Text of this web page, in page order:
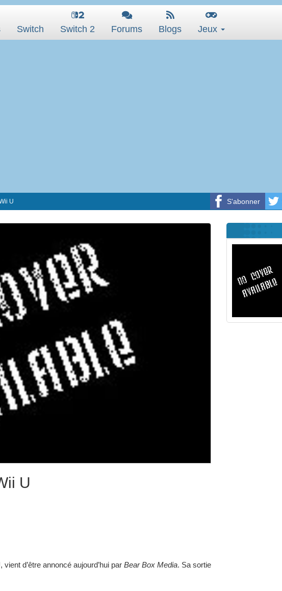
Switch Switch 2 Forums Blogs Jeux
S'abonner
U
U
vient d’être annoncé aujourd’hui par Bear Box Media. Sa sortie